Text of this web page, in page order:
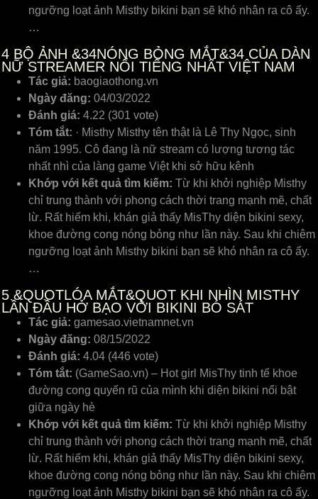
ngưỡng loạt ảnh Misthy bikini bạn sẽ khó nhân ra cô ấy.
…
4 BỘ ẢNH &34NÓNG BỎNG MẮT&34 CỦA DÀN
NỮ STREAMER NỔI TIẾNG NHẤT VIỆT NAM
Tác giả: baogiaothong.vn
Ngày đăng: 04/03/2022
Đánh giá: 4.22 (301 vote)
Tóm tắt: · Misthy Misthy tên thật là Lê Thy Ngọc, sinh
năm 1995. Cô đang là nữ stream có lượng tương tác
nhất nhì của làng game Việt khi sở hữu kênh
Khớp với kết quả tìm kiếm: Từ khi khởi nghiệp Misthy
chỉ trung thành với phong cách thời trang mạnh mẽ, chất
lừ. Rất hiếm khi, khán giả thấy MisThy diện bikini sexy,
khoe đường cong nóng bỏng như lần này. Sau khi chiêm
ngưỡng loạt ảnh Misthy bikini bạn sẽ khó nhân ra cô ấy.
…
5 &QUOTLÓA MẮT&QUOT KHI NHÌN MISTHY
LẦN ĐẦU HỞ BẠO VỚI BIKINI BÓ SÁT
Tác giả: gamesao.vietnamnet.vn
Ngày đăng: 08/15/2022
Đánh giá: 4.04 (446 vote)
Tóm tắt: (GameSao.vn) – Hot girl MisThy tinh tế khoe
đường cong quyến rũ của mình khi diện bikini nổi bật
giữa ngày hè
Khớp với kết quả tìm kiếm: Từ khi khởi nghiệp Misthy
chỉ trung thành với phong cách thời trang mạnh mẽ, chất
lừ. Rất hiếm khi, khán giả thấy MisThy diện bikini sexy,
khoe đường cong nóng bỏng như lần này. Sau khi chiêm
ngưỡng loạt ảnh Misthy bikini bạn sẽ khó nhân ra cô ấy.